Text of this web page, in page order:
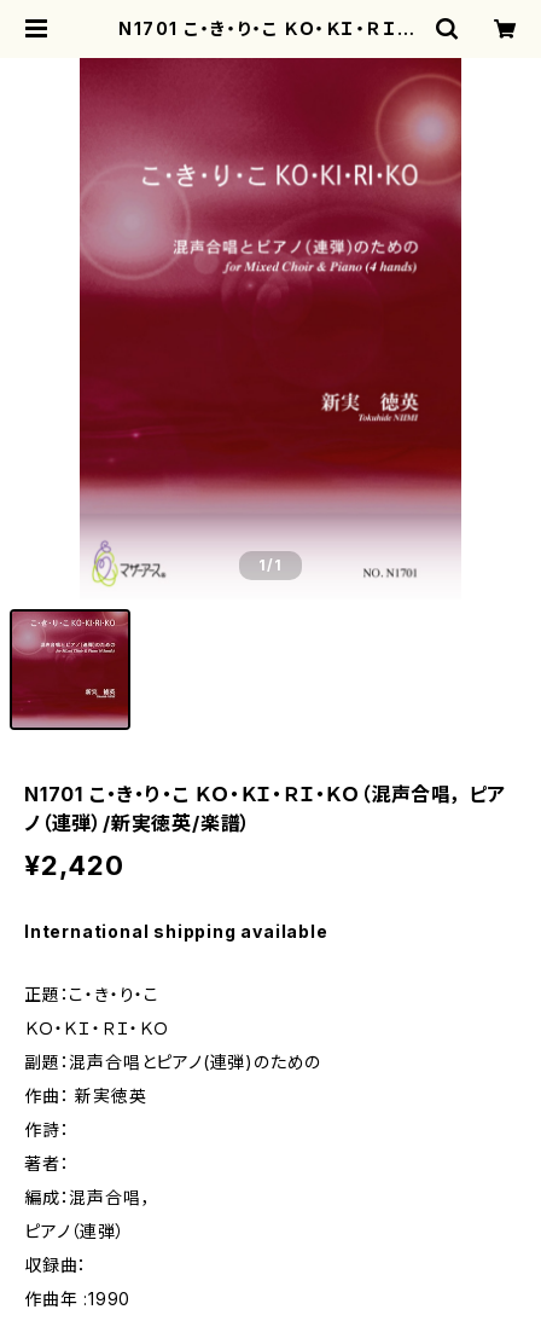
N1701 こ・き・り・こ ＫＯ・ＫＩ・ＲＩ・Ｋ
1/1
N1701 こ・き・り・こ ＫＯ・ＫＩ・ＲＩ・ＫＯ（混声合唱， ピア
ノ（連弾）/新実徳英/楽譜）
¥2,420
International shipping available
正題：こ・き・り・こ
ＫＯ・ＫＩ・ＲＩ・ＫＯ
副題：混声合唱とピアノ(連弾)のための
作曲： 新実徳英
作詩：
著者：
編成：混声合唱，
ピアノ（連弾）
収録曲：
作曲年 :1990